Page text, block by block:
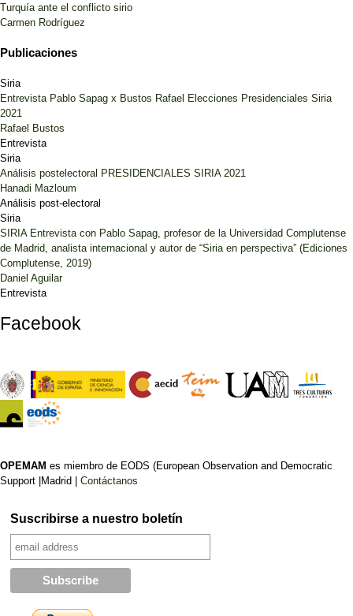
Turquía ante el conflicto sirio
Carmen Rodríguez
Publicaciones
Siria
Entrevista Pablo Sapag x Bustos Rafael Elecciones Presidenciales Siria
2021
Rafael Bustos
Entrevista
Siria
Análisis postelectoral PRESIDENCIALES SIRIA 2021
Hanadi Mazloum
Análisis post-electoral
Siria
SIRIA Entrevista con Pablo Sapag, profesor de la Universidad Complutense
de Madrid, analista internacional y autor de “Siria en perspectiva” (Ediciones
Complutense, 2019)
Daniel Aguilar
Entrevista
Facebook
OPEMAM es miembro de EODS (European Observation and Democratic
Support |Madrid | Contáctanos
Suscribirse a nuestro boletín